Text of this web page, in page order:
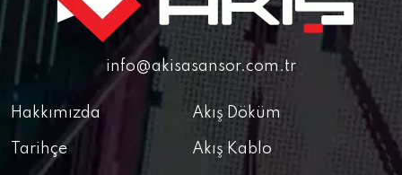
info@akisasansor.com.tr
Hakkımızda
Tarihçe
Akış Döküm
Akış Kablo